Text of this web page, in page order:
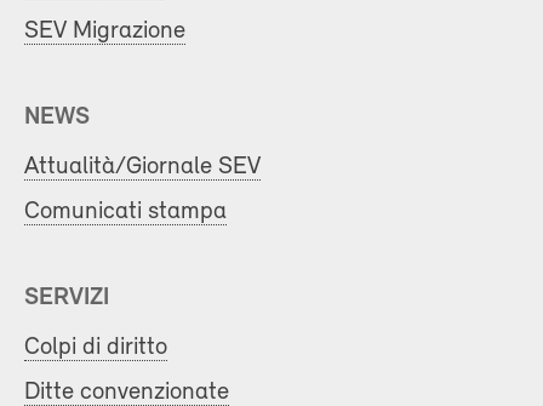
SEV Migrazione
NEWS
Attualità/Giornale SEV
Comunicati stampa
SERVIZI
Colpi di diritto
Ditte convenzionate